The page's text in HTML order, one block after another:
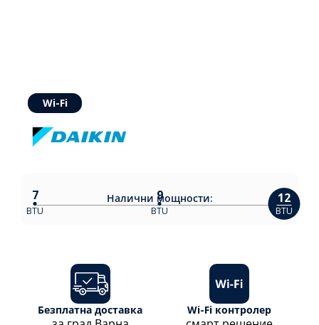
Wi-Fi
Налични мощности:
7
BTU
9
BTU
12
BTU
Безплатна доставка Wi-Fi контролер